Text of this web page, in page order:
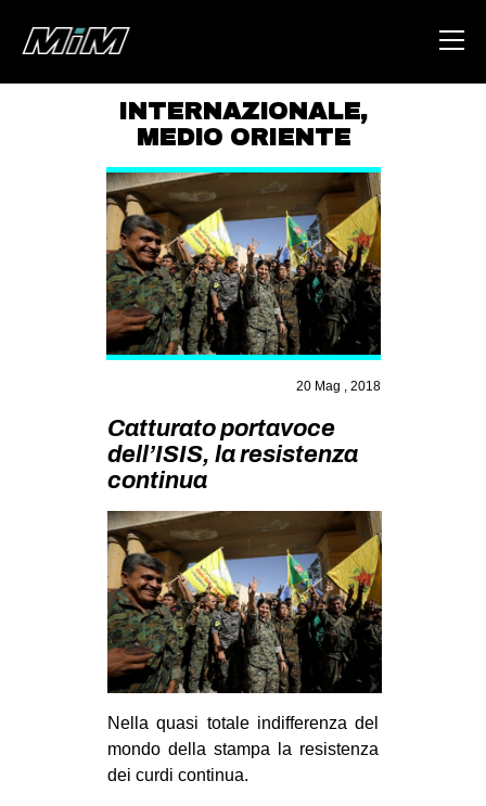
HOME
AREA
DEGENERAZIONE
GAZA FREESTYLE
CSOA LAMBRETTA
STUDENTI TSUNAMI
ZAM
MOBILITAZIONI
SPAZI
SPORT POPOLARE
MOVIMENTI
AMBIENTE
ANTIFASCISMO
DIRITTO ALL’ABITARE
INTERNAZIONALE,
MEDIO ORIENTE
20 Mag , 2018
Catturato portavoce
dell’ISIS, la resistenza
continua
Nella quasi totale indifferenza del
mondo della stampa la resistenza
dei curdi continua.